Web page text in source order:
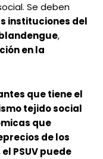
Se deben
instituciones del
,
en la
que tiene el
tejido social
que
de los
PSUV puede